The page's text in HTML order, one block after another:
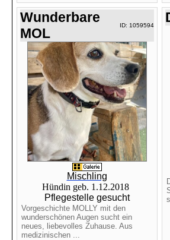
Wunderbare
MOL
ID: 1059594
Mischling
Hündin geb. 1.12.2018
Pflegestelle gesucht
Vorgeschichte MOLLY mit den
wunderschönen Augen sucht ein
neues, liebevolles Zuhause. Aus
medizinischen ...